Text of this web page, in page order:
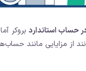
حساب استاندارد بروکر
از مزایایی مانند